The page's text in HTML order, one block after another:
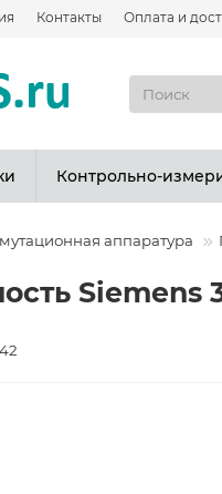
Контакты Оплата и
Контрольно-
аппаратура
Siemens